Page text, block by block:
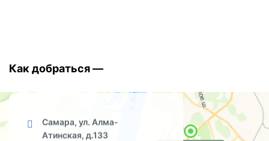
Как добраться —
Самара, ул. Алма-
Атинская, д.133